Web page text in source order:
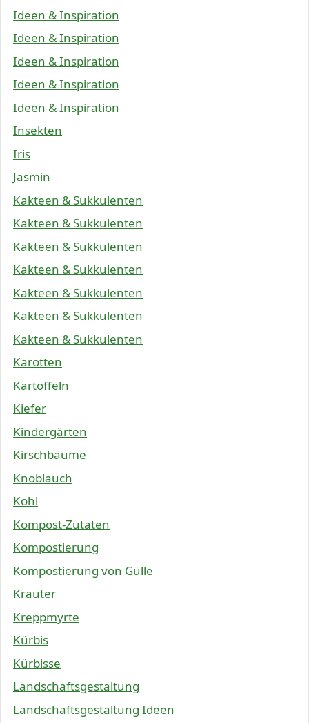
Ideen & Inspiration
Ideen & Inspiration
Ideen & Inspiration
Ideen & Inspiration
Ideen & Inspiration
Insekten
Iris
Jasmin
Kakteen & Sukkulenten
Kakteen & Sukkulenten
Kakteen & Sukkulenten
Kakteen & Sukkulenten
Kakteen & Sukkulenten
Kakteen & Sukkulenten
Kakteen & Sukkulenten
Karotten
Kartoffeln
Kiefer
Kindergärten
Kirschbäume
Knoblauch
Kohl
Kompost-Zutaten
Kompostierung
Kompostierung von Gülle
Kräuter
Kreppmyrte
Kürbis
Kürbisse
Landschaftsgestaltung
Landschaftsgestaltung Ideen